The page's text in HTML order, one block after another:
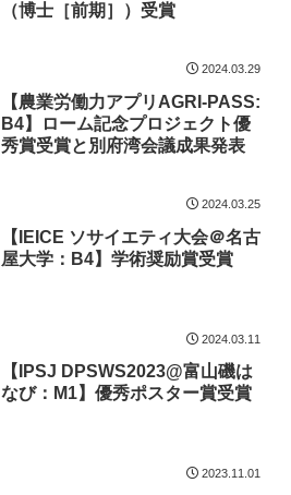
（博士［前期］）受賞
2024.03.29
【農業労働力アプリAGRI-PASS:
B4】ローム記念プロジェクト優
秀賞受賞と別府湾会議成果発表
2024.03.25
【IEICE ソサイエティ大会＠名古
屋大学：B4】学術奨励賞受賞
2024.03.11
【IPSJ DPSWS2023@富山磯は
なび：M1】優秀ポスター賞受賞
2023.11.01